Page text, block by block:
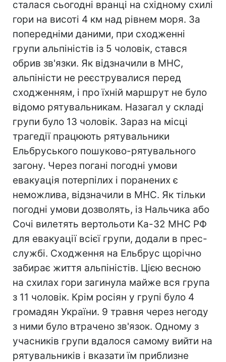
сталася сьогодні вранці на східному схилі
гори на висоті 4 км над рівнем моря. За
попередніми даними, при сходженні
групи альпіністів із 5 чоловік, стався
обрив зв'язки. Як відзначили в МНС,
альпіністи не реєструвалися перед
сходженням, і про їхній маршрут не було
відомо рятувальникам. Назагал у складі
групи було 13 чоловік. Зараз на місці
трагедії працюють рятувальники
Ельбруського пошуково-рятувального
загону. Через погані погодні умови
евакуація потерпілих і поранених є
неможлива, відзначили в МНС. Як тільки
погодні умови дозволять, із Нальчика або
Сочі вилетять вертольоти Ка-32 МНС РФ
для евакуації всієї групи, додали в прес-
службі. Сходження на Ельбрус щорічно
забирає життя альпіністів. Цією весною
на схилах гори загинула майже вся група
з 11 чоловік. Крім росіян у групі було 4
громадян України. 9 травня через негоду
з ними було втрачено зв'язок. Одному з
учасників групи вдалося самому вийти на
рятувальників і вказати їм приблизне